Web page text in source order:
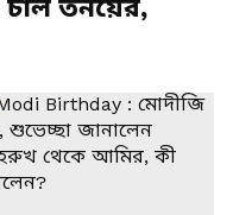
চাল তনয়ের,